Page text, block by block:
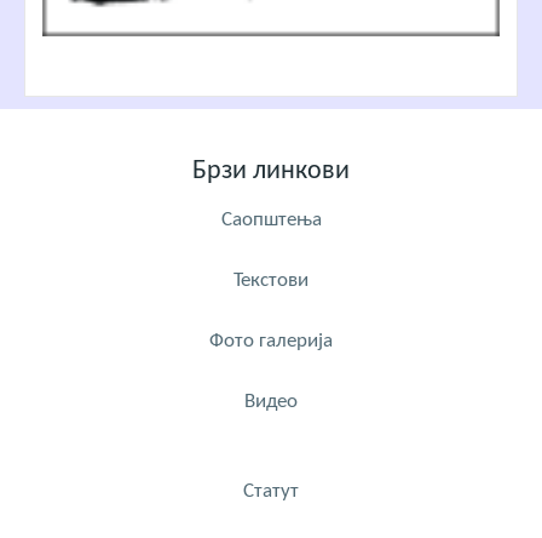
Брзи линкови
Саопштења
Текстови
Фото галерија
Видео
Статут